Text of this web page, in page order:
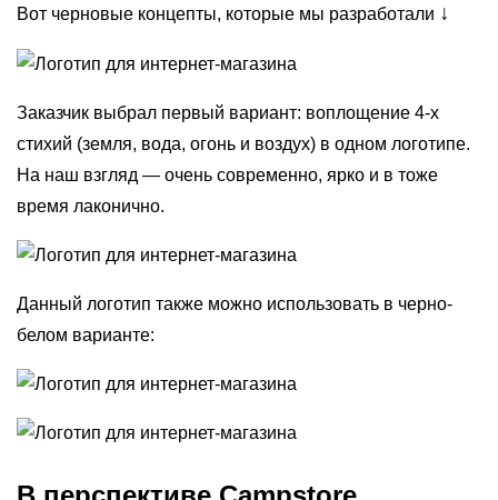
Вот черновые концепты, которые мы разработали ↓
Заказчик выбрал первый вариант: воплощение 4-х
стихий (земля, вода, огонь и воздух) в одном логотипе.
На наш взгляд — очень современно, ярко и в тоже
время лаконично.
Данный логотип также можно использовать в черно-
белом варианте: